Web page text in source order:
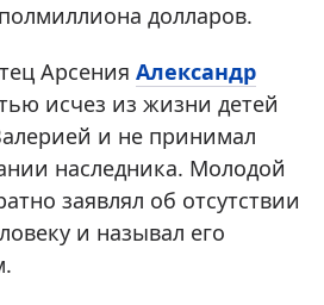
долларов.
Арсения Александр
исчез из жизни детей
и не принимал
наследника. Молодой
заявлял об отсутствии
и называл его